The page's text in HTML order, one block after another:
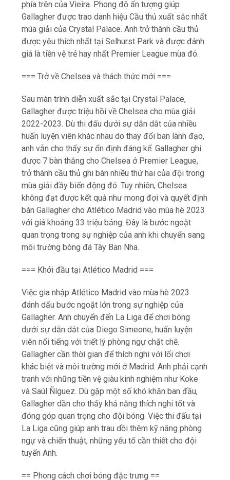
phía trên của Vieira. Phong độ ấn tượng giúp
Gallagher được trao danh hiệu Cầu thủ xuất sắc nhất
mùa giải của Crystal Palace. Anh trở thành cầu thủ
được yêu thích nhất tại Selhurst Park và được đánh
giá là tiền vệ trẻ hay nhất Premier League mùa đó.
=== Trở về Chelsea và thách thức mới ===
Sau màn trình diễn xuất sắc tại Crystal Palace,
Gallagher được triệu hồi về Chelsea cho mùa giải
2022-2023. Dù thi đấu dưới sự dẫn dắt của nhiều
huấn luyện viên khác nhau do thay đổi ban lãnh đạo,
anh vẫn cho thấy sự ổn định đáng kể. Gallagher ghi
được 7 bàn thắng cho Chelsea ở Premier League,
trở thành cầu thủ ghi bàn nhiều thứ hai của đội trong
mùa giải đầy biến động đó. Tuy nhiên, Chelsea
không đạt được kết quả như mong đợi và quyết định
bán Gallagher cho Atlético Madrid vào mùa hè 2023
với giá khoảng 33 triệu bảng. Đây là bước ngoặt
quan trọng trong sự nghiệp của anh khi chuyển sang
môi trường bóng đá Tây Ban Nha.
=== Khởi đầu tại Atlético Madrid ===
Việc gia nhập Atlético Madrid vào mùa hè 2023
đánh dấu bước ngoặt lớn trong sự nghiệp của
Gallagher. Anh chuyển đến La Liga để chơi bóng
dưới sự dẫn dắt của Diego Simeone, huấn luyện
viên nổi tiếng với triết lý phòng ngự chặt chẽ.
Gallagher cần thời gian để thích nghi với lối chơi
khác biệt và môi trường mới ở Madrid. Anh phải cạnh
tranh với những tiền vệ giàu kinh nghiệm như Koke
và Saúl Ñíguez. Dù gặp một số khó khăn ban đầu,
Gallagher dần cho thấy khả năng thích nghi tốt và
đóng góp quan trọng cho đội bóng. Việc thi đấu tại
La Liga cũng giúp anh trau dồi thêm kỹ năng phòng
ngự và chiến thuật, những yếu tố cần thiết cho đội
tuyển Anh.
== Phong cách chơi bóng đặc trưng ==